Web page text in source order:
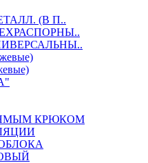
(В П..
КРЮКОМ